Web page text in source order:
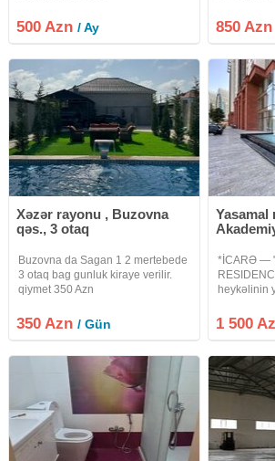
məsafədə yerləşir. Bakı, Mehli
yaşayış kompleksi#ok8944 100
500 Azn/ Ay
biri olan
otaqlı, tam
850
Xəzər rayonu , Buzovna
qəs., 3 otaq
Buzovna da Sagan 1 2 mertebede
3 otaq bag gunluk kiraye verilir.
qiymet 350 Azn
350 Azn/ Gün
Yasamal
*İCARƏ —
heykəlinin
CLASS*
düzəltmə.
1 500